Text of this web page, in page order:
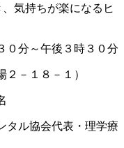
気持ちが楽になるヒ
０分～午後３時３０分
２－１８－１）
タル協会代表・理学療